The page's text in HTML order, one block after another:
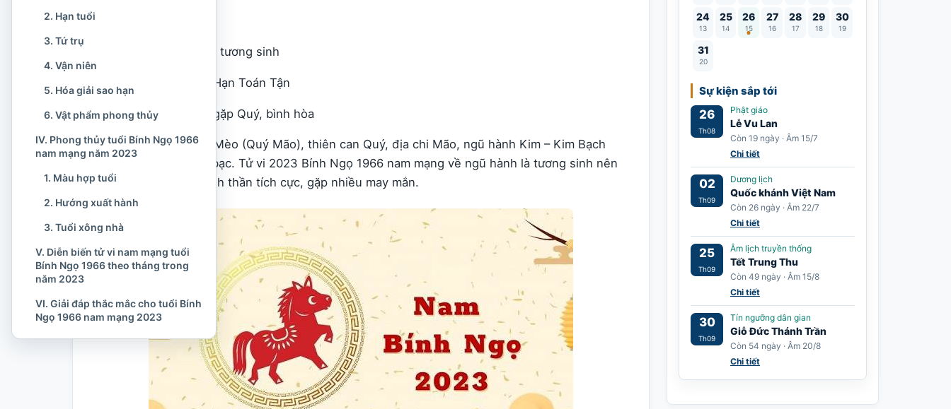
– Tuổi âm lịch: 58 tuổi
– Mạng: Thủy gặp Kim, tương sinh
– Sao: Sao Thái Bạch, Hạn Toán Tận
– Thiên can tuổi: Bính gặp Quý, bình hòa
Năm 2023 là năm con Mèo (Quý Mão), thiên can Quý, địa chi Mão, ngũ hành Kim – Kim Bạch
Kim, hiểu là vàng pha bạc. Tử vi 2023 Bính Ngọ 1966 nam mạng về ngũ hành là tương sinh nên
năm nay, nam mệnh tinh thần tích cực, gặp nhiều may mắn.
24
13
25
14
26
15
Lễ Vu Lan
27
16
28
17
29
18
30
19
31
20
Sự kiện sắp tới
26
Th08
Phật giáo
Lễ Vu Lan
Còn 19 ngày · Âm 15/7
Chi tiết
02
Th09
Dương lịch
Quốc khánh Việt Nam
Còn 26 ngày · Âm 22/7
Chi tiết
25
Th09
Âm lịch truyền thống
Tết Trung Thu
Còn 49 ngày · Âm 15/8
Chi tiết
30
Th09
Tín ngưỡng dân gian
Giỗ Đức Thánh Trần
Còn 54 ngày · Âm 20/8
Chi tiết
2. Hạn tuổi
3. Tứ trụ
4. Vận niên
5. Hóa giải sao hạn
6. Vật phẩm phong thủy
IV. Phong thủy tuổi Bính Ngọ 1966
nam mạng năm 2023
1. Màu hợp tuổi
2. Hướng xuất hành
3. Tuổi xông nhà
V. Diễn biến tử vi nam mạng tuổi
Bính Ngọ 1966 theo tháng trong
năm 2023
VI. Giải đáp thắc mắc cho tuổi Bính
Ngọ 1966 nam mạng 2023